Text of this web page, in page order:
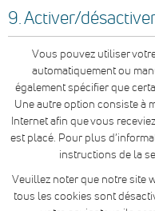
9. Activer/
Vous pouvez utiliser
automatiquement ou
également spécifier que
Une autre option consiste à
Internet afin que vous
est placé. Pour plus
instructions de la
Veuillez noter que notre site
tous les cookies sont